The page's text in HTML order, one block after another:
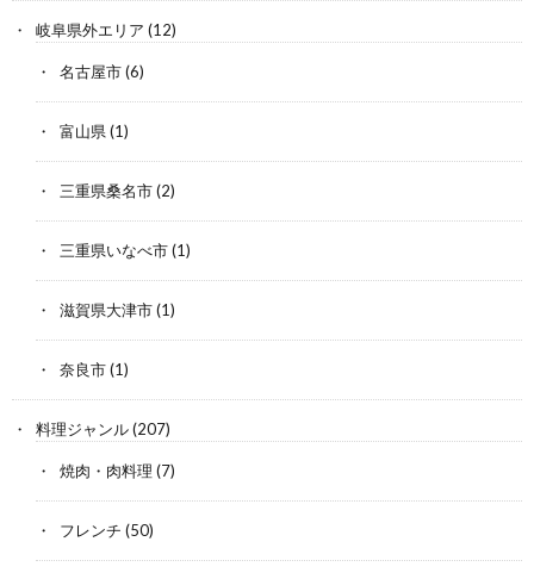
岐阜県外エリア (12)
名古屋市(6)
富山県(1)
三重県桑名市(2)
三重県いなべ市(1)
滋賀県大津市(1)
奈良市(1)
料理ジャンル(207)
焼肉・肉料理 (7)
フレンチ (50)